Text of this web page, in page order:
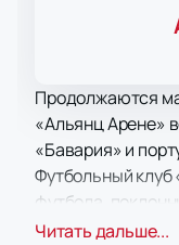
Продолжаются
«Альянц Арене»
«Бавария» и
Футбольный
футбола,
нас в стране.
Читать дальше...